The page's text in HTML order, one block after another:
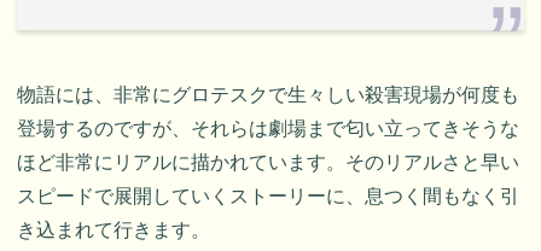
物語には、非常にグロテスクで生々しい殺害現場が何度も
登場するのですが、それらは劇場まで匂い立ってきそうな
ほど非常にリアルに描かれています。そのリアルさと早い
スピードで展開していくストーリーに、息つく間もなく引
き込まれて行きます。